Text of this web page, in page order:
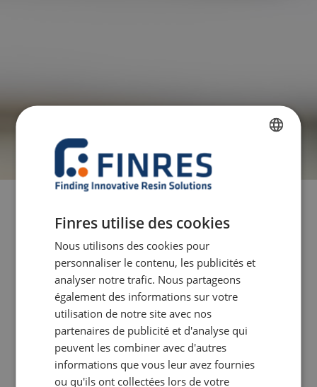
ITALIAN
Finres utilise des cookies
Nous utilisons des cookies pour
personnaliser le contenu, les publicités et
analyser notre trafic. Nous partageons
également des informations sur votre
utilisation de notre site avec nos
partenaires de publicité et d'analyse qui
peuvent les combiner avec d'autres
informations que vous leur avez fournies
ou qu'ils ont collectées lors de votre